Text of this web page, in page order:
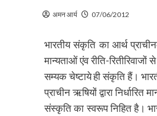
अमन आर्य 07/06/2012
भारतीय संकृति का आर्थ
मान्यताओं एंव रीति-
सम्यक चेष्टाये ही संकृति हैं।
प्राचीन ऋषियों द्वारा
संस्कृति का स्वरूप निहित है।